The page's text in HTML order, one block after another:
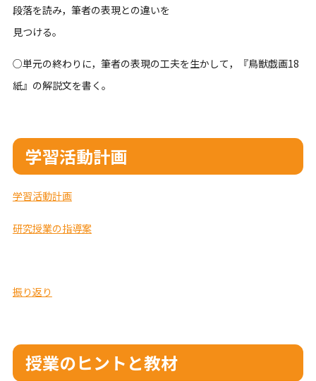
段落を読み，筆者の表現との違いを
見つける。
○単元の終わりに，筆者の表現の工夫を生かして，『鳥獣戯画18
紙』の解説文を書く。
学習活動計画
学習活動計画
研究授業の指導案
振り返り
授業のヒントと教材